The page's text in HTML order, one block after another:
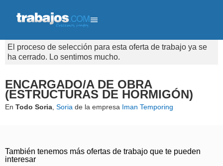
El proceso de selección para esta oferta de trabajo ya se
ha cerrado. Lo sentimos mucho.
ENCARGADO/A DE OBRA
(ESTRUCTURAS DE HORMIGÓN)
En Todo Soria Soria de la empresa Iman Temporing
También tenemos más ofertas de trabajo que te pueden
interesar